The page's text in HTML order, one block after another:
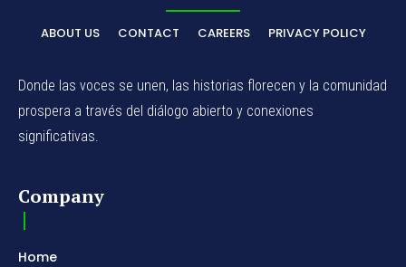
ABOUT US CONTACT CAREERS PRIVACY POLICY
Donde las voces se unen, las historias florecen y la comunidad
prospera a través del diálogo abierto y conexiones
significativas.
Company
Home